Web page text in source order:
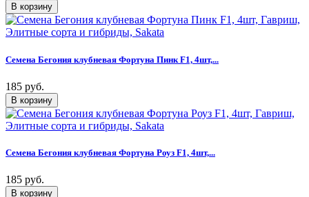
Семена Бегония клубневая Фортуна Пинк F1, 4шт,...
185 руб.
Семена Бегония клубневая Фортуна Роуз F1, 4шт,...
185 руб.